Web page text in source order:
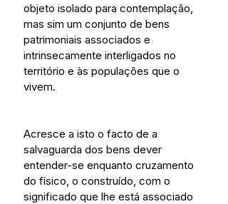
objeto isolado para contemplação,
mas sim um conjunto de bens
patrimoniais associados e
intrinsecamente interligados no
território e às populações que o
vivem.
Acresce a isto o facto de a
salvaguarda dos bens dever
entender-se enquanto cruzamento
do físico, o construído, com o
significado que lhe está associado